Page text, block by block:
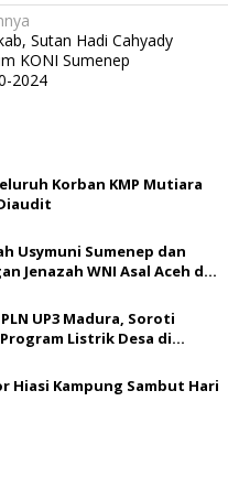
Sutan Hadi Cahyady
KONI Sumenep
2024
Korban KMP Mutiara
Usymuni Sumenep dan
Jenazah WNI Asal Aceh di
UP3 Madura, Soroti
Listrik Desa di
Hiasi Kampung Sambut Hari